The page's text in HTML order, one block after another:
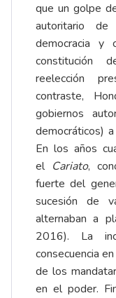
que un golpe
autoritario
democracia y
constitución
reelección
contraste,
gobiernos
democráticos)
En los años
el Cariato,
fuerte del
sucesión de
alternaban a
2016). La
consecuencia
de los
en el poder.